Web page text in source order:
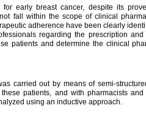
for early breast cancer, despite its
fall within the scope of clinical
adherence have been clearly
regarding the prescription
patients and determine the clinical
carried out by means of semi-
patients, and with pharmacists
using an inductive approach.